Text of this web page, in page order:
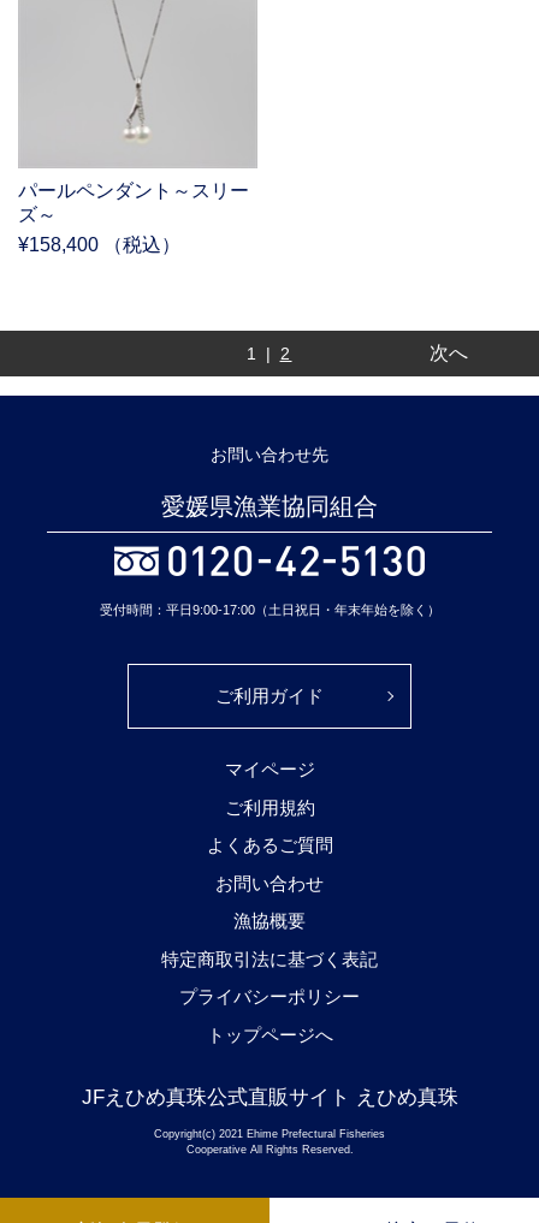
パールペンダント～スリー
ズ～
¥158,400 （税込）
1 | 2 次へ
お問い合わせ先
愛媛県漁業協同組合
受付時間：平日9:00-17:00（土日祝日・年末年始を除く）
ご利用ガイド
マイページ
ご利用規約
よくあるご質問
お問い合わせ
漁協概要
特定商取引法に基づく表記
プライバシーポリシー
トップページへ
JFえひめ真珠公式直販サイト えひめ真珠
Copyright(c) 2021 Ehime Prefectural Fisheries
Cooperative All Rights Reserved.